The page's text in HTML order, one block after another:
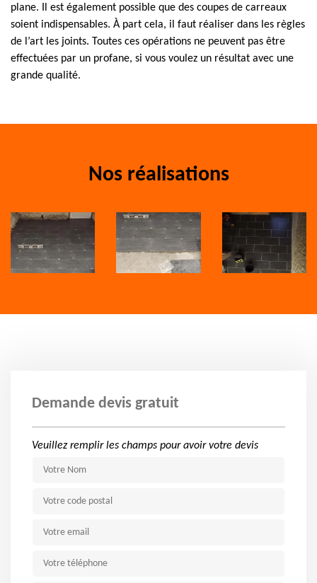
plane. Il est également possible que des coupes de carreaux
soient indispensables. À part cela, il faut réaliser dans les règles
de l’art les joints. Toutes ces opérations ne peuvent pas être
effectuées par un profane, si vous voulez un résultat avec une
grande qualité.
Nos réalisations
Demande devis gratuit
Veuillez remplir les champs pour avoir votre devis